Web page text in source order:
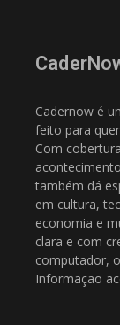
Cadernow é
feito para
Com
também dá
em cultura,
economia e
clara e com
computador,
Informação